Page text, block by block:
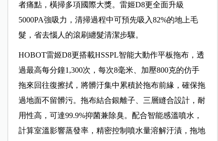
者痛點，橫掃多項國際大獎。雷姬D8更全面升級
5000PA強吸力，清掃過程中可預先吸入82%的地上毛
髮，省去惱人的滾刷纏髮清潔步驟。
HOBOT雷姬D8更搭載HSSPL智能大動作平板拖布，透
過最高每分鐘1,300次，每次8毫米、加壓800克的仿手
拖來回往復擦拭，將髒汙集中累積於拖布前緣，確保拖
過地面不留髒污。拖布結合銀離子、三層縫合設計，耐
用性高，可達99.9%抑菌兼除臭。配合智能感溫噴水，
計算室溫影響蒸發率，精密控制噴水量溶解汙漬，拖地